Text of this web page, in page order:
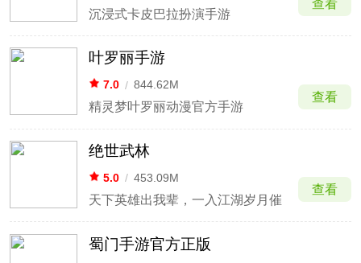
沉浸式卡皮巴拉扮演手游
查看
叶罗丽手游
7.0 / 844.62M
精灵梦叶罗丽动漫官方手游
查看
绝世武林
5.0 / 453.09M
天下英雄出我辈，一入江湖岁月催
查看
蜀门手游官方正版